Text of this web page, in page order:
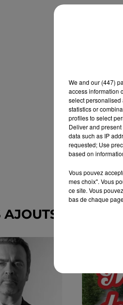
DANS
We and our (447)
access information
select personalised
statistics or
profiles to select
Deliver and
data such as IP
requested; Use
based on
Vous pouvez
mes choix". Vous
ce site. Vous
bas de chaque